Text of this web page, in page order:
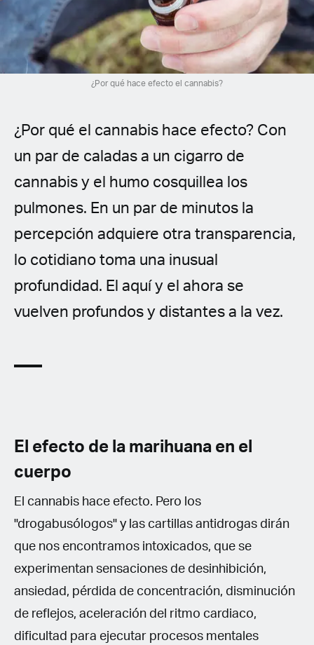
Spanish (Latin America)
German
French
Czech
Polish
¿Por qué hace efecto el cannabis?
¿Por qué el cannabis hace efecto? Con
un par de caladas a un cigarro de
cannabis y el humo cosquillea los
pulmones. En un par de minutos la
percepción adquiere otra transparencia,
lo cotidiano toma una inusual
profundidad. El aquí y el ahora se
vuelven profundos y distantes a la vez.
El efecto de la marihuana en el
cuerpo
El cannabis hace efecto. Pero los
"drogabusólogos" y las cartillas antidrogas dirán
que nos encontramos intoxicados, que se
experimentan sensaciones de desinhibición,
ansiedad, pérdida de concentración, disminución
de reflejos, aceleración del ritmo cardiaco,
dificultad para ejecutar procesos mentales